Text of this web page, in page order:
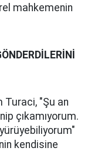
mahkemenin
Turaci, "Şu an
çıkamıyorum.
kendisine